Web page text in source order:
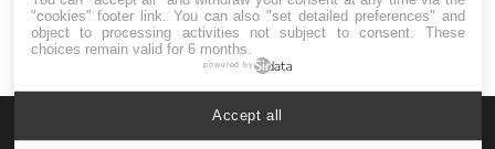
"cookies" footer link . You can also "set detailed preferences" and
object to processing activities not subject to consent. These
choices remain valid for 6 months.
powered by
Accept all